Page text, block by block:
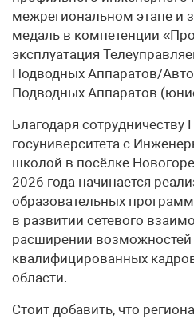
межрегиональном этапе и
медаль в компетенции
эксплуатация
Подводных Аппаратов/
Подводных Аппаратов
Благодаря сотрудничеству
госуниверситета с
школой в посёлке
2026 года начинается
образовательных
в развитии сетевого
расширении возможностей
квалифицированных
области.
Стоит добавить, что